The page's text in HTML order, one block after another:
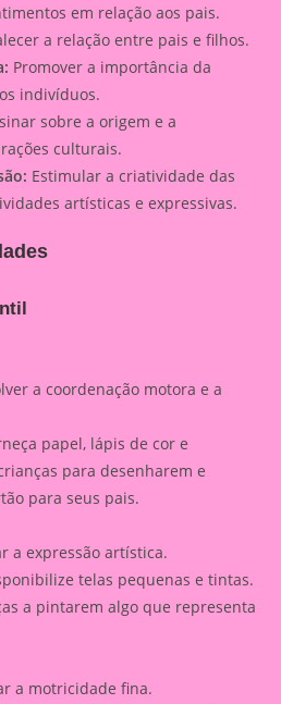
em relação aos pais.
a relação entre pais e filhos.
Promover a importância da
indivíduos.
sobre a origem e a
culturais.
Estimular a criatividade das
artísticas e expressivas.
a coordenação motora e a
papel, lápis de cor e
para desenharem e
para seus pais.
a expressão artística.
telas pequenas e tintas.
a pintarem algo que representa
a motricidade fina.